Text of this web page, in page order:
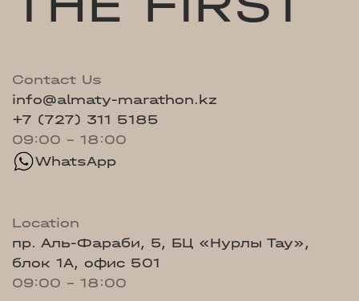
Contact Us
info@almaty-marathon.kz
+7 (727) 311 5185
09:00 - 18:00
WhatsApp
Location
пр. Аль-Фараби, 5, БЦ «Нурлы Тау»,
блок 1А, офис 501
09:00 - 18:00